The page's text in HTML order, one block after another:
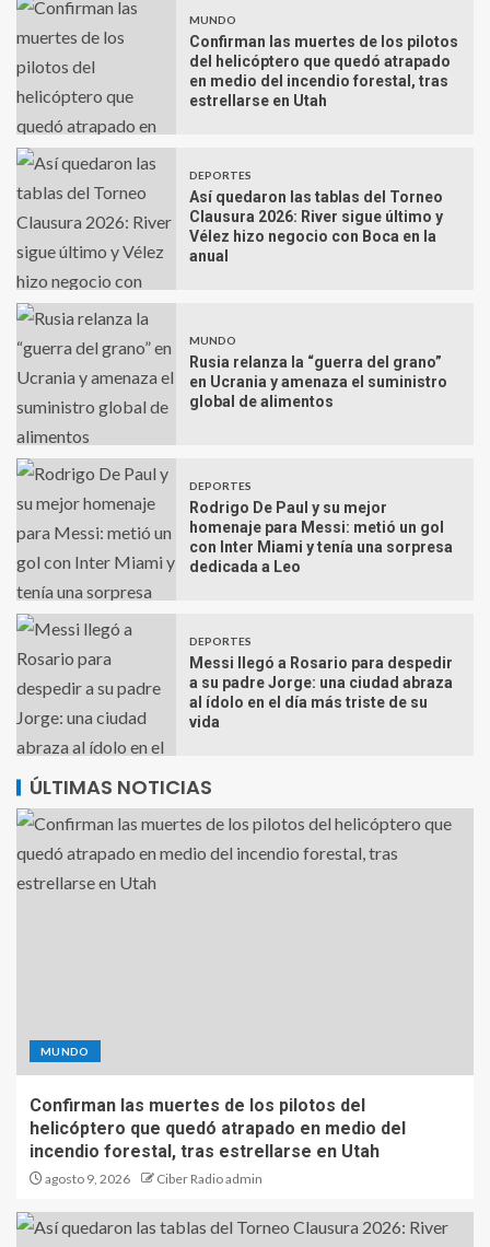
MUNDO
Confirman las muertes de los pilotos
del helicóptero que quedó atrapado
en medio del incendio forestal, tras
estrellarse en Utah
DEPORTES
Así quedaron las tablas del Torneo
Clausura 2026: River sigue último y
Vélez hizo negocio con Boca en la
anual
MUNDO
Rusia relanza la “guerra del grano”
en Ucrania y amenaza el suministro
global de alimentos
DEPORTES
Rodrigo De Paul y su mejor
homenaje para Messi: metió un gol
con Inter Miami y tenía una sorpresa
dedicada a Leo
DEPORTES
Messi llegó a Rosario para despedir
a su padre Jorge: una ciudad abraza
al ídolo en el día más triste de su
vida
ÚLTIMAS NOTICIAS
MUNDO
Confirman las muertes de los pilotos del
helicóptero que quedó atrapado en medio del
incendio forestal, tras estrellarse en Utah
agosto 9, 2026 Ciber Radio admin